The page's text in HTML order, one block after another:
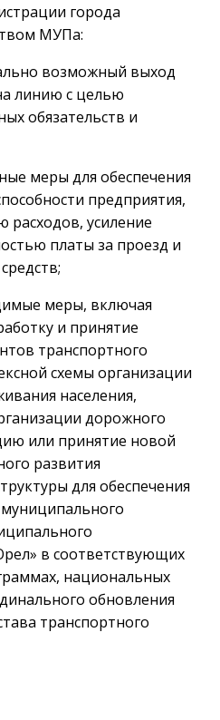
города
МУПа:
возможный выход
линию с целью
обязательств и
меры для обеспечения
предприятия,
усиление
платы за проезд и
меры, включая
и принятие
транспортного
схемы организации
населения,
дорожного
или принятие новой
развития
для обеспечения
в соответствующих
национальных
обновления
транспортного